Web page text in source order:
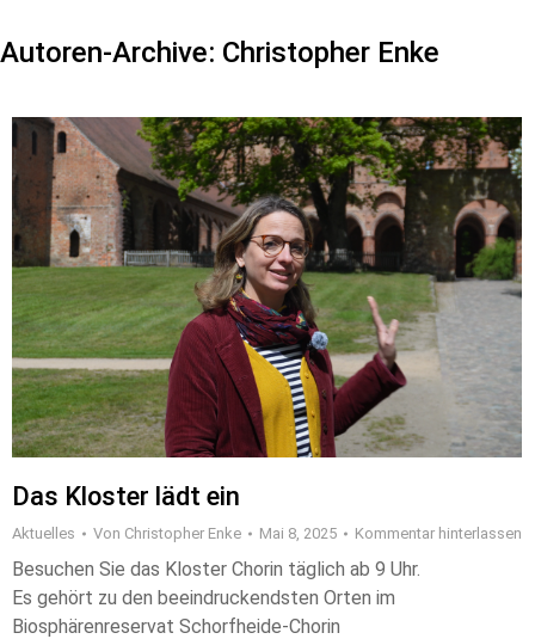
Autoren-Archive: Christopher Enke
Das Kloster lädt ein
Aktuelles Von Christopher Enke Mai 8, 2025 Kommentar hinterlassen
Besuchen Sie das Kloster Chorin täglich ab 9 Uhr.
Es gehört zu den beeindruckendsten Orten im
Biosphärenreservat Schorfheide-Chorin